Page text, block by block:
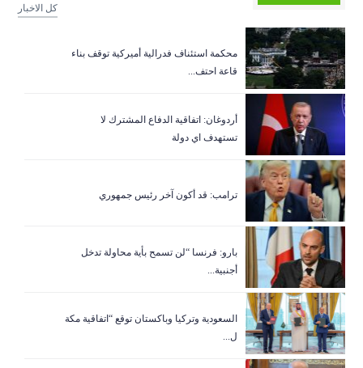
كل الاخبار
‏محكمة استئناف فدرالية أميركية توقف بناء
قاعة احتف...
أردوغان: اتفاقية الدفاع المشترك لا
تستهدف اي دولة
ترامب: قد أكون آخر رئيس جمهوري
بارو: فرنسا “لن تسمح بأية محاولة تدخل
أجنبية...
السعودية وتركيا وباكستان توقع “اتفاقية مكة
ل...